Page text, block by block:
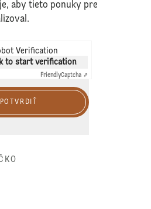
aby tieto ponuky pre
Verification
to start verification
FriendlyCaptcha ⇗
POTVRDIŤ